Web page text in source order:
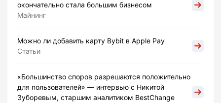
окончательно стала большим бизнесом
Майнинг
Можно ли добавить карту Bybit в Apple Pay
Статьи
«Большинство споров разрешаются положительно
для пользователей» — интервью с Никитой
Зуборевым, старшим аналитиком BestChange